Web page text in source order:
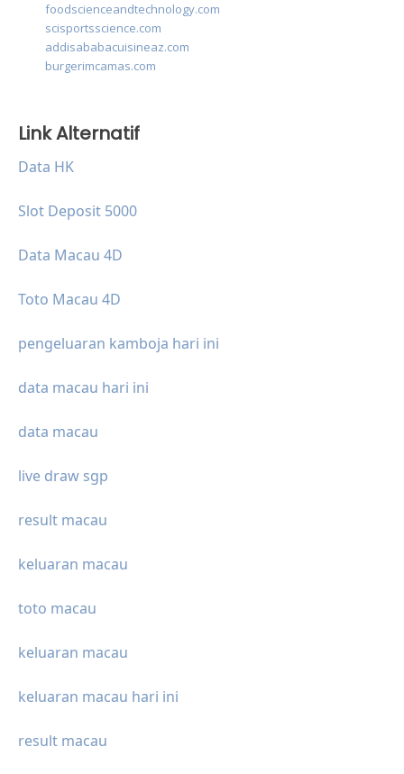
foodscienceandtechnology.com
scisportsscience.com
addisababacuisineaz.com
burgerimcamas.com
Link Alternatif
Data HK
Slot Deposit 5000
Data Macau 4D
Toto Macau 4D
pengeluaran kamboja hari ini
data macau hari ini
data macau
live draw sgp
result macau
keluaran macau
toto macau
keluaran macau
keluaran macau hari ini
result macau